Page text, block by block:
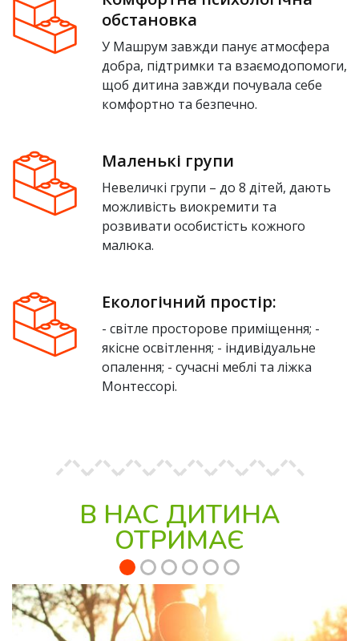
обстановка
У Машрум завжди панує атмосфера
добра, підтримки та взаємодопомоги,
щоб дитина завжди почувала себе
комфортно та безпечно.
Маленькі групи
Невеличкі групи – до 8 дітей, дають
можливість виокремити та
розвивати особистість кожного
малюка.
Екологічний простір:
- світле просторове приміщення; -
якісне освітлення; - індивідуальне
опалення; - сучасні меблі та ліжка
Монтессорі.
В НАС ДИТИНА
ОТРИМАЄ